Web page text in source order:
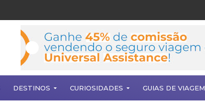
DESTINOS CURIOSIDADES GUIAS DE VIAGEM